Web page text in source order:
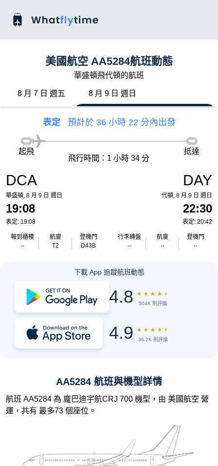
美國航空 AA5284航班動態
華盛頓飛代頓的航班
8 月 7 日 週五 8 月 9 日 週日
表定 預計於 36 小時 22 分內出發
DCA
華盛頓, 8 月 9 日 週日
19:08
表定: 19:08
報到櫃檯
--
航廈
T2
登機門
D43B
起飛
飛行時間：1 小時 34 分
抵達
DAY
代頓, 8 月 9 日 週日
22:30
表定: 20:42
行李轉盤
--
航廈
--
登機門
--
下載 App 追蹤航班動態
4.8 ★ ★ ★ ★ ★
504K 則評論
4.9 ★ ★ ★ ★ ★
36.2K 則評論
AA5284 航班與機型詳情
航班 AA5284 為 龐巴迪宇航CRJ 700 機型，由 美國航空 營
運，共有 最多73 個座位。